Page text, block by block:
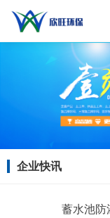
企业快讯
蓄水池防